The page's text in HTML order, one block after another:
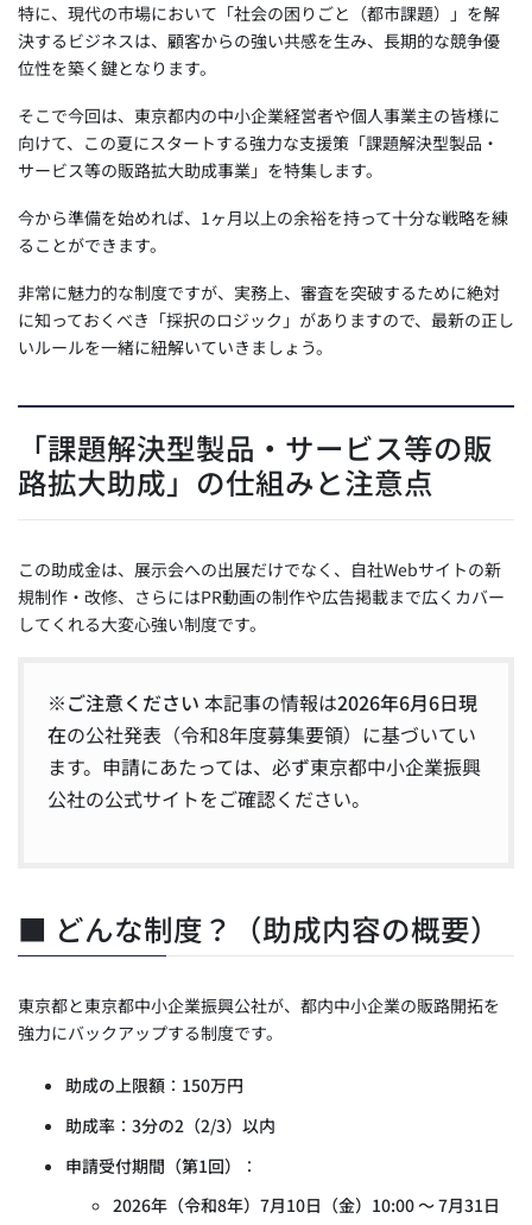
特に、現代の市場において「社会の困りごと（都市課題）」を解
決するビジネスは、顧客からの強い共感を生み、長期的な競争優
位性を築く鍵となります。
そこで今回は、東京都内の中小企業経営者や個人事業主の皆様に
向けて、この夏にスタートする強力な支援策「課題解決型製品・
サービス等の販路拡大助成事業」を特集します。
今から準備を始めれば、1ヶ月以上の余裕を持って十分な戦略を練
ることができます。
非常に魅力的な制度ですが、実務上、審査を突破するために絶対
に知っておくべき「採択のロジック」がありますので、最新の正し
いルールを一緒に紐解いていきましょう。
「課題解決型製品・サービス等の販
路拡大助成」の仕組みと注意点
この助成金は、展示会への出展だけでなく、自社Webサイトの新
規制作・改修、さらにはPR動画の制作や広告掲載まで広くカバー
してくれる大変心強い制度です。
※ご注意ください 本記事の情報は2026年6月6日現
在の公社発表（令和8年度募集要領）に基づいてい
ます。申請にあたっては、必ず東京都中小企業振興
公社の公式サイトをご確認ください。
■ どんな制度？（助成内容の概要）
東京都と東京都中小企業振興公社が、都内中小企業の販路開拓を
強力にバックアップする制度です。
助成の上限額 ： 150万円
助成率 ： 3分の2（2/3）以内
申請受付期間（第1回）
：
2026年（令和8年）7月10日（金）10:00 ～ 7月31日